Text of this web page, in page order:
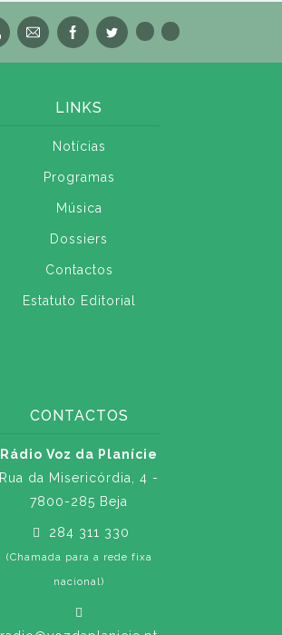
LINKS
Notícias
Programas
Música
Dossiers
Contactos
Estatuto Editorial
CONTACTOS
Rádio Voz da Planície
Rua da Misericórdia, 4 -
7800-285 Beja
284 311 330
(Chamada para a rede fixa
nacional)